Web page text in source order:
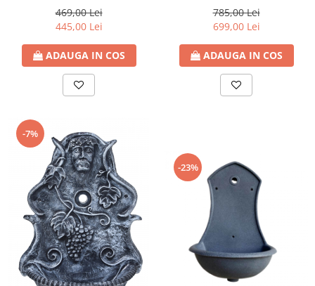
469,00 Lei
445,00 Lei
ADAUGA IN COS
785,00 Lei
699,00 Lei
ADAUGA IN COS
-7%
-23%